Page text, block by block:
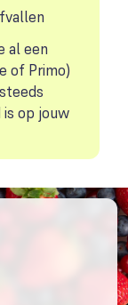
al een
of Primo)
op jouw